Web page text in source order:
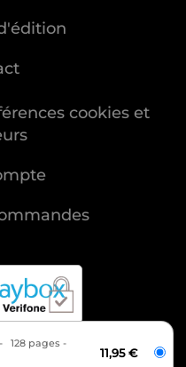
128 pages
11,95 €
cookies et